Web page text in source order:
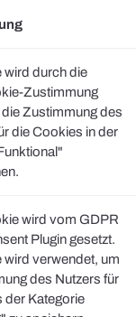
wird durch die
Zustimmung
Zustimmung des
die Cookies in der
wird vom GDPR
Plugin gesetzt.
wird verwendet, um
des Nutzers für
der Kategorie